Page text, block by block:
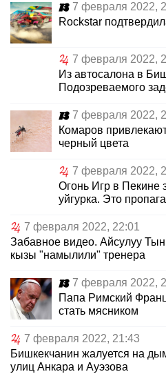
7 февраля 2022,
Rockstar
7 февраля 2022,
Из автосалона в
Подозреваемого
7 февраля 2022,
Комаров
черный цвета
7 февраля 2022,
Огонь Игр в Пекине
уйгурка. Это
7 февраля 2022, 22:01
Забавное видео. Айсулуу
кызы "намылили" тренера
7 февраля 2022,
Папа Римский
стать мясником
7 февраля 2022, 21:43
Бишкекчанин жалуется на
улиц Анкара и Ауэзова